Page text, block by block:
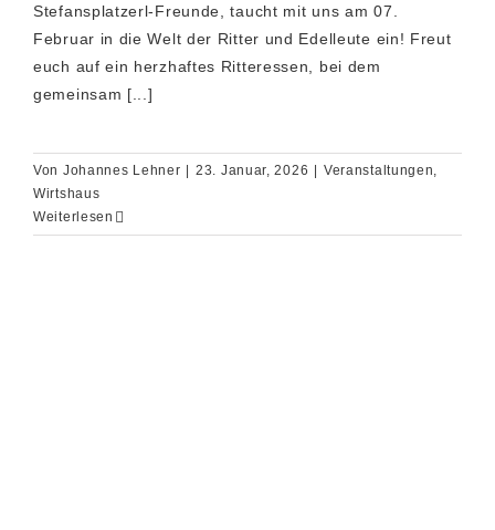
Stefansplatzerl-Freunde, taucht mit uns am 07.
Februar in die Welt der Ritter und Edelleute ein! Freut
euch auf ein herzhaftes Ritteressen, bei dem
gemeinsam [...]
Von Johannes Lehner | 23. Januar, 2026 | Veranstaltungen
Wirtshaus
Weiterlesen